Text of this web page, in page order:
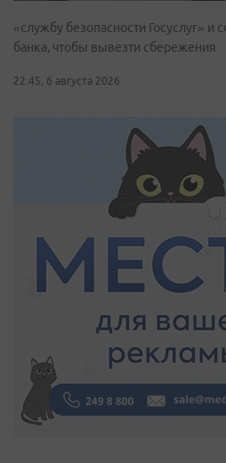
«службу безопасности Госуслуг» и
банка, чтобы вывезти сбережения
22:45, 6 августа 2026